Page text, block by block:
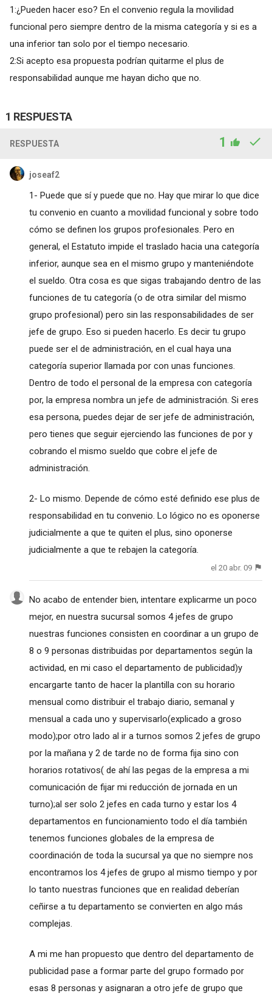
1:¿Pueden hacer eso? En el convenio regula la movilidad
funcional pero siempre dentro de la misma categoría y si es a
una inferior tan solo por el tiempo necesario.
2:Si acepto esa propuesta podrían quitarme el plus de
responsabilidad aunque me hayan dicho que no.
1 RESPUESTA
RESPUESTA 1
joseaf2
1- Puede que sí y puede que no. Hay que mirar lo que dice
tu convenio en cuanto a movilidad funcional y sobre todo
cómo se definen los grupos profesionales. Pero en
general, el Estatuto impide el traslado hacia una categoría
inferior, aunque sea en el mismo grupo y manteniéndote
el sueldo. Otra cosa es que sigas trabajando dentro de las
funciones de tu categoría (o de otra similar del mismo
grupo profesional) pero sin las responsabilidades de ser
jefe de grupo. Eso si pueden hacerlo. Es decir tu grupo
puede ser el de administración, en el cual haya una
categoría superior llamada por con unas funciones.
Dentro de todo el personal de la empresa con categoría
por, la empresa nombra un jefe de administración. Si eres
esa persona, puedes dejar de ser jefe de administración,
pero tienes que seguir ejerciendo las funciones de por y
cobrando el mismo sueldo que cobre el jefe de
administración.
2- Lo mismo. Depende de cómo esté definido ese plus de
responsabilidad en tu convenio. Lo lógico no es oponerse
judicialmente a que te quiten el plus, sino oponerse
judicialmente a que te rebajen la categoría.
el 20 abr. 09
No acabo de entender bien, intentare explicarme un poco
mejor, en nuestra sucursal somos 4 jefes de grupo
nuestras funciones consisten en coordinar a un grupo de
8 o 9 personas distribuidas por departamentos según la
actividad, en mi caso el departamento de publicidad)y
encargarte tanto de hacer la plantilla con su horario
mensual como distribuir el trabajo diario, semanal y
mensual a cada uno y supervisarlo(explicado a groso
modo);por otro lado al ir a turnos somos 2 jefes de grupo
por la mañana y 2 de tarde no de forma fija sino con
horarios rotativos( de ahí las pegas de la empresa a mi
comunicación de fijar mi reducción de jornada en un
turno);al ser solo 2 jefes en cada turno y estar los 4
departamentos en funcionamiento todo el día también
tenemos funciones globales de la empresa de
coordinación de toda la sucursal ya que no siempre nos
encontramos los 4 jefes de grupo al mismo tiempo y por
lo tanto nuestras funciones que en realidad deberían
ceñirse a tu departamento se convierten en algo más
complejas.
A mi me han propuesto que dentro del departamento de
publicidad pase a formar parte del grupo formado por
esas 8 personas y asignaran a otro jefe de grupo que